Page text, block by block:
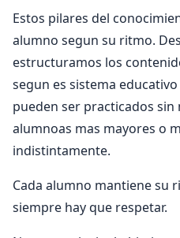
Estos pilares del
alumno segun su ritmo.
estructuramos los
segun es sistema
pueden ser practicados
alumnoas mas mayores o
indistintamente.
Cada alumno mantiene su
siempre hay que respetar.